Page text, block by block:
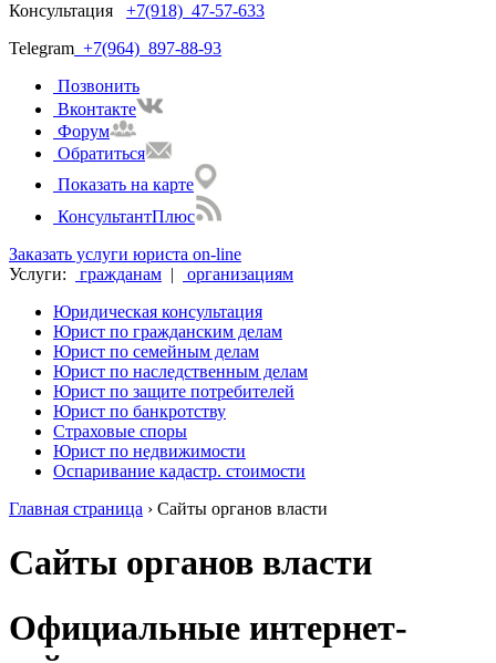
Консультация +7(918) 47-57-633
Telegram +7(964) 897-88-93
Позвонить
Вконтакте
Форум
Обратиться
Показать на карте
КонсультантПлюс
Заказать услуги юриста on-line
Услуги:
гражданам |
организациям
Юридическая консультация
Юрист по гражданским делам
Юрист по семейным делам
Юрист по наследственным делам
Юрист по защите потребителей
Юрист по банкротству
Страховые споры
Юрист по недвижимости
Оспаривание кадастр. стоимости
Главная страница › Сайты органов власти
Сайты органов власти
Официальные интернет-